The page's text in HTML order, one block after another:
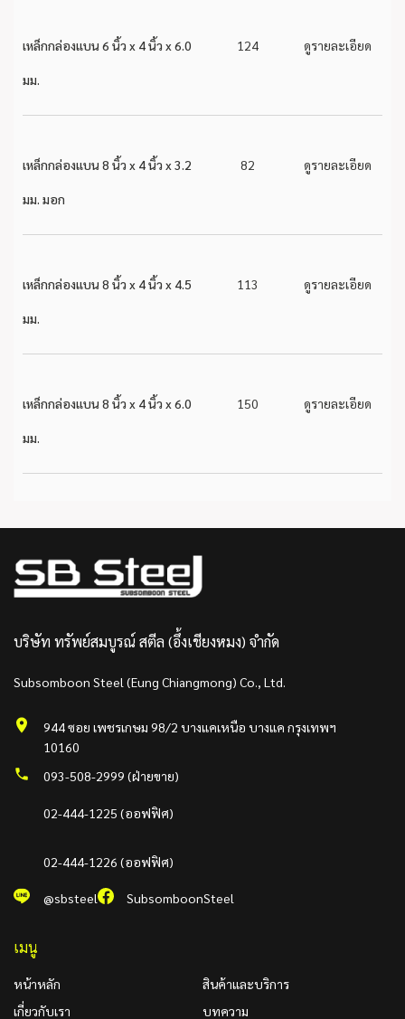
เหล็กกล่องแบน 6 นิ้ว x 4 นิ้ว x 6.0
มม.
124 ดูรายละเอียด
เหล็กกล่องแบน 8 นิ้ว x 4 นิ้ว x 3.2
มม. มอก
82 ดูรายละเอียด
เหล็กกล่องแบน 8 นิ้ว x 4 นิ้ว x 4.5
มม.
113 ดูรายละเอียด
เหล็กกล่องแบน 8 นิ้ว x 4 นิ้ว x 6.0
มม.
150 ดูรายละเอียด
บริษัท ทรัพย์สมบูรณ์ สตีล (อึ้งเชียงหมง) จำกัด
Subsomboon Steel (Eung Chiangmong) Co., Ltd.
944 ซอย เพชรเกษม 98/2 บางแคเหนือ บางแค กรุงเทพฯ
10160
093-508-2999 (ฝ่ายขาย)
02-444-1225 (ออฟฟิศ)
02-444-1226 (ออฟฟิศ)
@sbsteel SubsomboonSteel
เมนู
หน้าหลัก
เกี่ยวกับเรา
สินค้าและบริการ
บทความ